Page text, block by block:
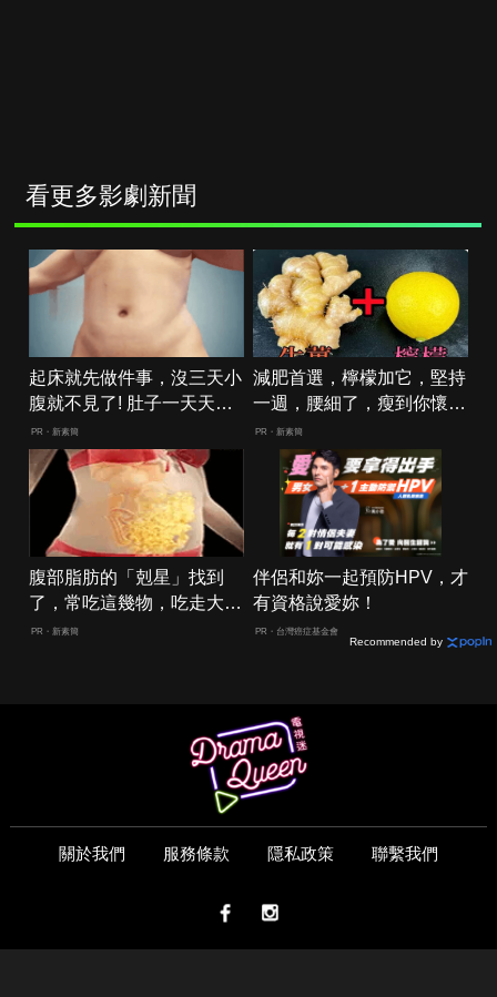
看更多影劇新聞
起床就先做件事，沒三天小
腹就不見了! 肚子一天天變
小！
PR・新素簡
減肥首選，檸檬加它，堅持
一週，腰細了，瘦到你懷疑
人生
PR・新素簡
腹部脂肪的「剋星」找到
了，常吃這幾物，吃走大肚
囊，瘦出小蠻腰
PR・新素簡
伴侶和妳一起預防HPV，才
有資格說愛妳！
PR・台灣癌症基金會
Recommended by
關於我們 服務條款 隱私政策 聯繫我們